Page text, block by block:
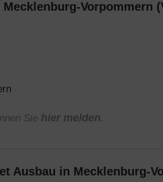
Vorpommern
Sie hier melden.
Ausbau in Mecklenburg-